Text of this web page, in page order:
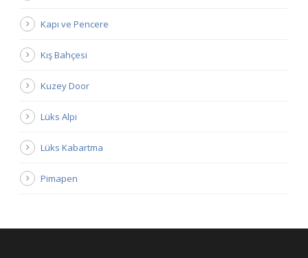
Kapı ve Pencere
Kış Bahçesi
Kuzey Door
Lüks Alpi
Lüks Kabartma
Pimapen